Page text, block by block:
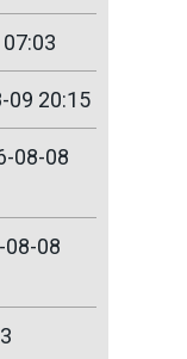
09 20:15
08-08
08-08